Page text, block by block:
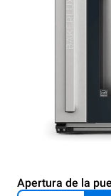
Apertura de la